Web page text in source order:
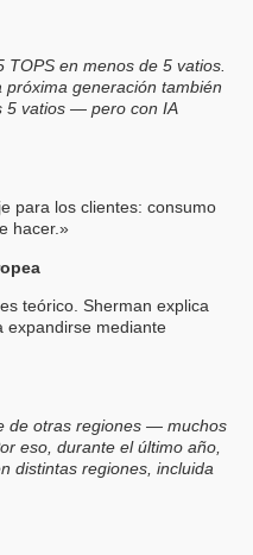
en menos de 5 vatios.
generación también
5 vatios — pero con IA
para los clientes: consumo
hacer.»
teórico. Sherman explica
expandirse mediante
de otras regiones — muchos
eso, durante el último año,
distintas regiones, incluida